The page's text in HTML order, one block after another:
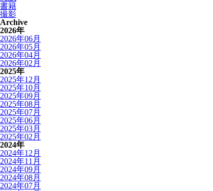
書籍
撮影
Archive
2026年
2026年06月
2026年05月
2026年04月
2026年02月
2025年
2025年12月
2025年10月
2025年09月
2025年08月
2025年07月
2025年06月
2025年03月
2025年02月
2024年
2024年12月
2024年11月
2024年09月
2024年08月
2024年07月